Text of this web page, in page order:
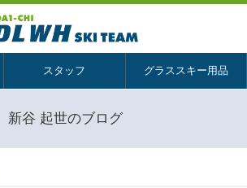
スタッフ グラススキー用品
新谷 起世のブログ